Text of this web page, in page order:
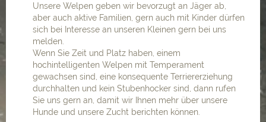
Unsere Welpen geben wir bevorzugt an Jäger ab,
aber auch aktive Familien, gern auch mit Kinder dürfen
sich bei Interesse an unseren Kleinen gern bei uns
melden.
Wenn Sie Zeit und Platz haben, einem
hochintelligenten Welpen mit Temperament
gewachsen sind, eine konsequente Terriererziehung
durchhalten und kein Stubenhocker sind, dann rufen
Sie uns gern an, damit wir Ihnen mehr über unsere
Hunde und unsere Zucht berichten können.